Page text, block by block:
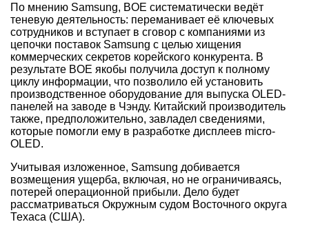
По мнению Samsung, BOE систематически ведёт
теневую деятельность: переманивает её ключевых
сотрудников и вступает в сговор с компаниями из
цепочки поставок Samsung с целью хищения
коммерческих секретов корейского конкурента. В
результате BOE якобы получила доступ к полному
циклу информации, что позволило ей установить
производственное оборудование для выпуска OLED-
панелей на заводе в Чэнду. Китайский производитель
также, предположительно, завладел сведениями,
которые помогли ему в разработке дисплеев micro-
OLED.
Учитывая изложенное, Samsung добивается
возмещения ущерба, включая, но не ограничиваясь,
потерей операционной прибыли. Дело будет
рассматриваться Окружным судом Восточного округа
Техаса (США).